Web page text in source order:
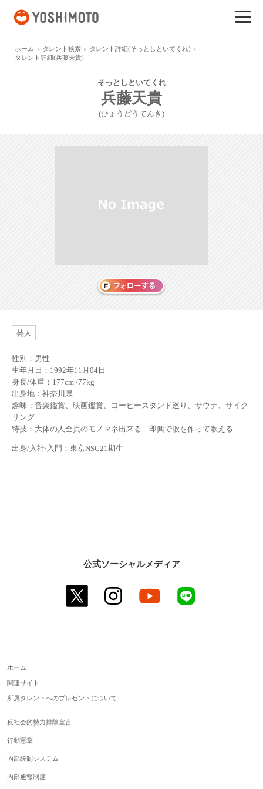
ホーム タレント検索
タレント詳細(そっとしといてくれ)
タレント詳細(兵藤天貴)
そっとしといてくれ
兵藤天貴
(ひょうどうてんき)
芸人
性別：男性
生年月日：1992年11月04日
身長/体重：177cm /77kg
出身地：神奈川県
趣味：音楽鑑賞、映画鑑賞、コーヒースタンド巡り、サウナ、サイク
リング
特技：大体の人全員のモノマネ出来る 即興で歌を作って歌える
出身/入社/入門：東京NSC21期生
公式ソーシャルメディア
twitter instagram youtube
ホーム
関連サイト
所属タレントへのプレゼントについて
反社会的勢力排除宣言
行動憲章
内部統制システム
内部通報制度